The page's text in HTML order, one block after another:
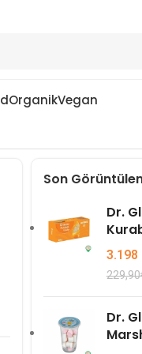
OrganikVegan
Son
Dr.
3.198
229,90
Dr.